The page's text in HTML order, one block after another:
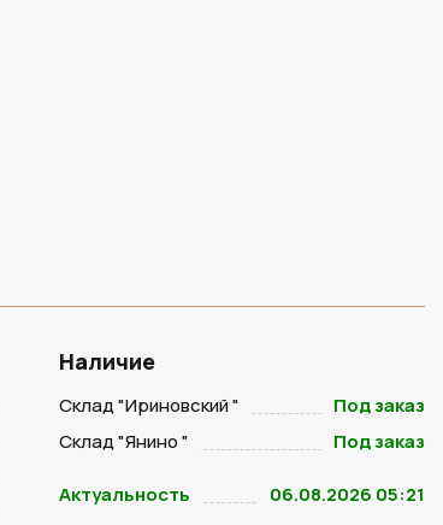
Наличие
Склад "Ириновский "
Под заказ
Склад "Янино "
Под заказ
Актуальность 06.08.2026 05:21